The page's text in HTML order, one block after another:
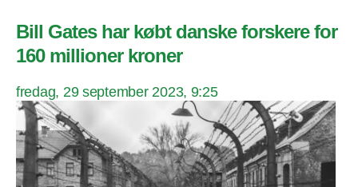
Bill Gates har købt danske forskere for
160 millioner kroner
fredag, 29 september 2023, 9:25